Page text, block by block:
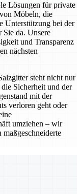
Lösungen für private
Möbeln, die
Unterstützung bei der
da. Unsere
und Transparenz
nächsten
steht nicht nur
Sicherheit und der
mit der
verloren geht oder
umziehen – wir
maßgeschneiderte